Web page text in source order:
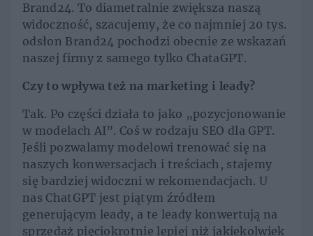
Brand24. To diametralnie zwiększa naszą
widoczność, szacujemy, że co najmniej 20 tys.
odsłon Brand24 pochodzi obecnie ze wskazań
naszej firmy z samego tylko ChataGPT.
Czy to wpływa też na marketing i leady?
Tak. Po części działa to jako „pozycjonowanie
w modelach AI”. Coś w rodzaju SEO dla GPT.
Jeśli pozwalamy modelowi trenować się na
naszych konwersacjach i treściach, stajemy
się bardziej widoczni w rekomendacjach. U
nas ChatGPT jest piątym źródłem
generującym leady, a te leady konwertują na
sprzedaż pięciokrotnie lepiej niż jakiekolwiek